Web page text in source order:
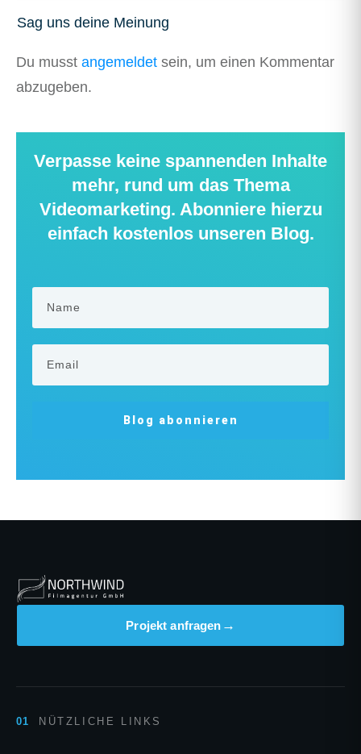
Sag uns deine Meinung
Du musst angemeldet sein, um einen Kommentar
abzugeben.
Verpasse keine spannenden Inhalte
mehr, rund um das Thema
Videomarketing. Abonniere hierzu
einfach kostenlos unseren Blog.
Blog abonnieren
Projekt anfragen
NÜTZLICHE LINKS